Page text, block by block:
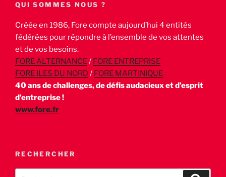
QUI SOMMES NOUS ?
Créée en 1986, Fore compte aujourd’hui 4 entités
fédérées pour répondre à l’ensemble de vos attentes
et de vos besoins.
FORE ALTERNANCE/ FORE ENTREPRISE
FORE ILES DU NORD / FORE MARTINIQUE
40 ans de challenges, de défis audacieux et d’esprit
d’entreprise !
www.fore.fr
RECHERCHER